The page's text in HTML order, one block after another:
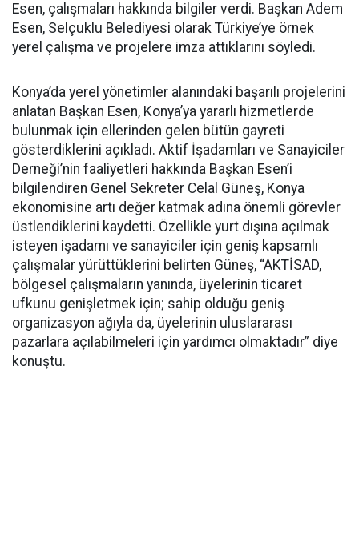
Esen, çalışmaları hakkında bilgiler verdi. Başkan Adem
Esen, Selçuklu Belediyesi olarak Türkiye’ye örnek
yerel çalışma ve projelere imza attıklarını söyledi.
Konya’da yerel yönetimler alanındaki başarılı projelerini
anlatan Başkan Esen, Konya’ya yararlı hizmetlerde
bulunmak için ellerinden gelen bütün gayreti
gösterdiklerini açıkladı. Aktif İşadamları ve Sanayiciler
Derneği’nin faaliyetleri hakkında Başkan Esen’i
bilgilendiren Genel Sekreter Celal Güneş, Konya
ekonomisine artı değer katmak adına önemli görevler
üstlendiklerini kaydetti. Özellikle yurt dışına açılmak
isteyen işadamı ve sanayiciler için geniş kapsamlı
çalışmalar yürüttüklerini belirten Güneş, “AKTİSAD,
bölgesel çalışmaların yanında, üyelerinin ticaret
ufkunu genişletmek için; sahip olduğu geniş
organizasyon ağıyla da, üyelerinin uluslararası
pazarlara açılabilmeleri için yardımcı olmaktadır” diye
konuştu.